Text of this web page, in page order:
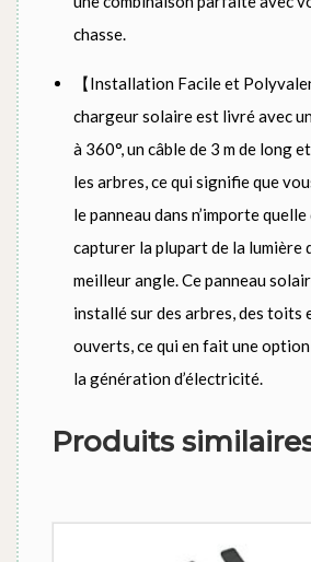
chasse.
【Installation Facile et
chargeur solaire est livré avec
à 360°, un câble de 3 m de long
les arbres, ce qui signifie que
le panneau dans n’importe
capturer la plupart de la lumière
meilleur angle. Ce panneau
installé sur des arbres, des toits
ouverts, ce qui en fait une
la génération d’électricité.
Produits